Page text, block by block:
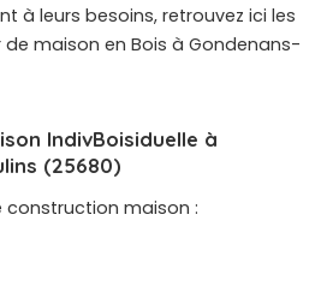
à leurs besoins, retrouvez ici les
maison en Bois à Gondenans-
IndivBoisiduelle à
(25680)
maison :